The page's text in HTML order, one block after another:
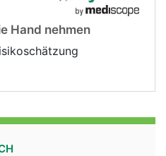
Hand nehmen